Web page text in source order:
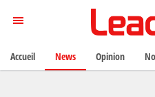
Accueil News Opinion